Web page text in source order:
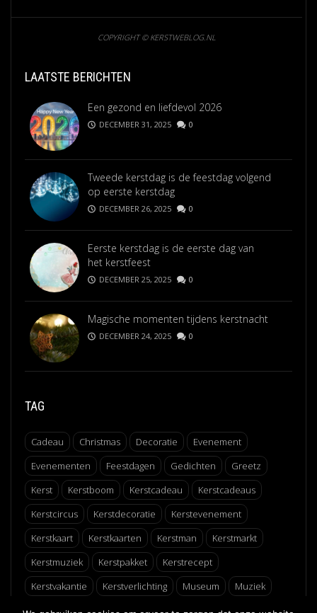
COPYRIGHT © KERSTWEBLOG.NL
LAATSTE BERICHTEN
Een gezond en liefdevol 2026
DECEMBER 31, 2025 0
Tweede kerstdag is de feestdag volgend
op eerste kerstdag
DECEMBER 26, 2025 0
Eerste kerstdag is de eerste dag van
het kerstfeest
DECEMBER 25, 2025 0
Magische momenten tijdens kerstnacht
DECEMBER 24, 2025 0
TAG
Cadeau Christmas Decoratie
Evenement
Evenementen
Feestdagen Gedichten
Greetz
Kerst
Kerstboom Kerstcadeau
Kerstcadeaus
Kerstcircus
Kerstdecoratie
Kerstevenement
Kerstkaart
Kerstkaarten Kerstman
Kerstmarkt
Kerstmuziek
Kerstpakket
Kerstrecept
Kerstvakantie
Kerstverlichting Museum
Muziek
Recept
Schaatsen Winter Winterfair